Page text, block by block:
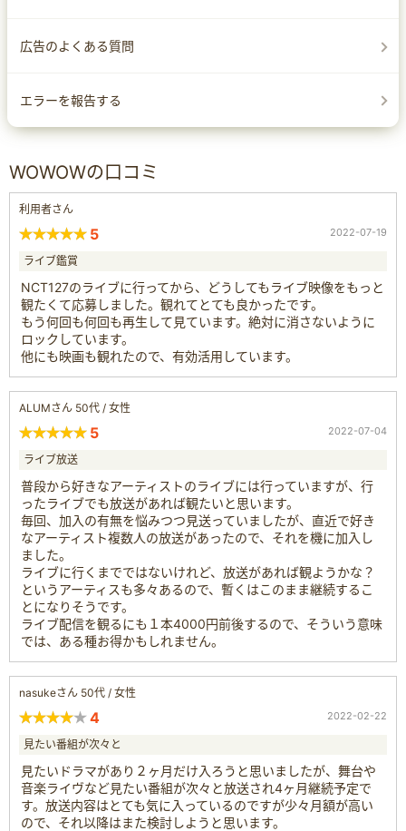
広告のよくある質問
エラーを報告する
WOWOWの口コミ
利用者さん
5 2022-07-19
ライブ鑑賞
NCT127のライブに行ってから、どうしてもライブ映像をもっと
観たくて応募しました。観れてとても良かったです。
もう何回も何回も再生して見ています。絶対に消さないように
ロックしています。
他にも映画も観れたので、有効活用しています。
ALUMさん 50代 / 女性
5 2022-07-04
ライブ放送
普段から好きなアーティストのライブには行っていますが、行
ったライブでも放送があれば観たいと思います。
毎回、加入の有無を悩みつつ見送っていましたが、直近で好き
なアーティスト複数人の放送があったので、それを機に加入し
ました。
ライブに行くまでではないけれど、放送があれば観ようかな？
というアーティスも多々あるので、暫くはこのまま継続するこ
とになりそうです。
ライブ配信を観るにも１本4000円前後するので、そういう意味
では、ある種お得かもしれません。
nasukeさん 50代 / 女性
4 2022-02-22
見たい番組が次々と
見たいドラマがあり２ヶ月だけ入ろうと思いましたが、舞台や
音楽ライヴなど見たい番組が次々と放送され4ヶ月継続予定で
す。放送内容はとても気に入っているのですが少々月額が高い
ので、それ以降はまた検討しようと思います。